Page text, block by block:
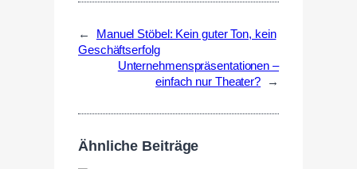
←
Manuel Stöbel: Kein guter Ton, kein
Geschäftserfolg
Unternehmenspräsentationen –
einfach nur Theater?
→
Ähnliche Beiträge